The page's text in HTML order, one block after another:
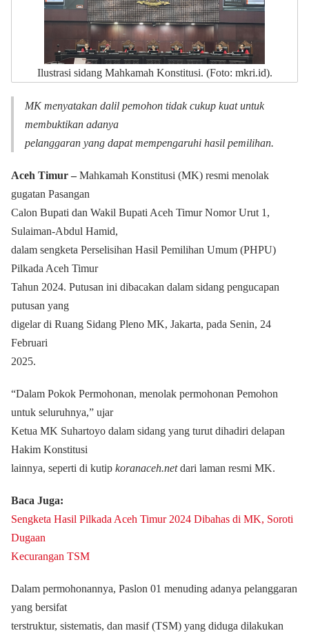
Ilustrasi sidang Mahkamah Konstitusi. (Foto: mkri.id).
MK menyatakan dalil pemohon tidak cukup kuat untuk
membuktikan adanya
pelanggaran yang dapat mempengaruhi hasil pemilihan.
Aceh Timur ‒ Mahkamah Konstitusi (MK) resmi menolak
gugatan Pasangan
Calon Bupati dan Wakil Bupati Aceh Timur Nomor Urut 1,
Sulaiman-Abdul Hamid,
dalam sengketa Perselisihan Hasil Pemilihan Umum (PHPU)
Pilkada Aceh Timur
Tahun 2024. Putusan ini dibacakan dalam sidang pengucapan
putusan yang
digelar di Ruang Sidang Pleno MK, Jakarta, pada Senin, 24
Februari
2025.
“Dalam Pokok Permohonan, menolak permohonan Pemohon
untuk seluruhnya,” ujar
Ketua MK Suhartoyo dalam sidang yang turut dihadiri delapan
Hakim Konstitusi
lainnya, seperti di kutip koranaceh.netdari laman resmi MK.
Baca Juga:
Sengketa Hasil Pilkada Aceh Timur 2024 Dibahas di MK, Soroti
Dugaan
Kecurangan TSM
Dalam permohonannya, Paslon 01 menuding adanya pelanggaran
yang bersifat
terstruktur, sistematis, dan masif (TSM) yang diduga dilakukan